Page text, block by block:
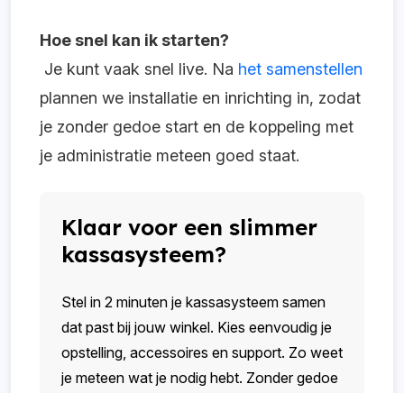
Hoe snel kan ik starten?
Je kunt vaak snel live. Na het samenstellen
plannen we installatie en inrichting in, zodat
je zonder gedoe start en de koppeling met
je administratie meteen goed staat.
Klaar voor een slimmer
kassasysteem?
Stel in 2 minuten je kassasysteem samen
dat past bij jouw winkel. Kies eenvoudig je
opstelling, accessoires en support. Zo weet
je meteen wat je nodig hebt. Zonder gedoe